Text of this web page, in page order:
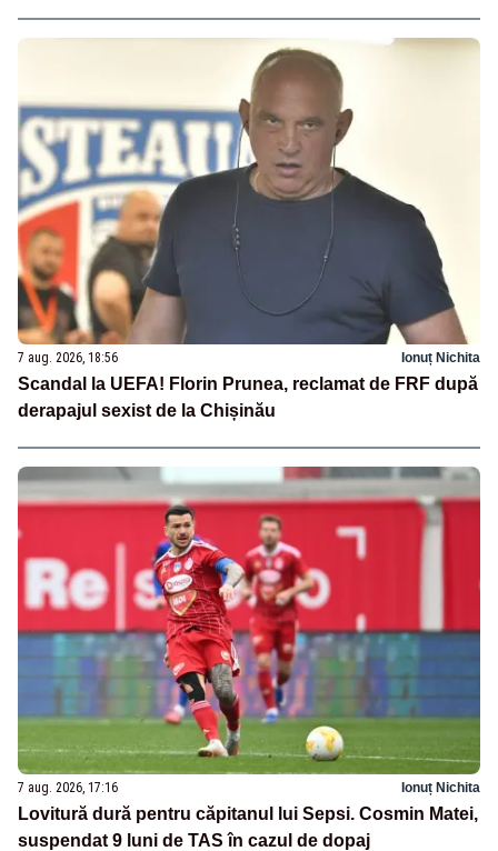
7 aug. 2026, 18:56 Ionuț Nichita
Scandal la UEFA! Florin Prunea, reclamat de FRF după
derapajul sexist de la Chișinău
7 aug. 2026, 17:16 Ionuț Nichita
Lovitură dură pentru căpitanul lui Sepsi. Cosmin Matei,
suspendat 9 luni de TAS în cazul de dopaj